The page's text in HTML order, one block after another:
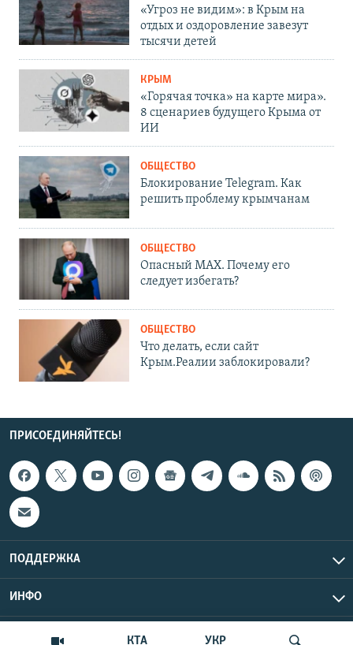
КТА УКР
«Угроз не видим»: в Крым на
отдых и оздоровление завезут
тысячи детей
КРЫМ
«Горячая точка» на карте мира».
8 сценариев будущего Крыма от
ИИ
ОБЩЕСТВО
Блокирование Telegram. Как
решить проблему крымчанам
ОБЩЕСТВО
Опасный MAX. Почему его
следует избегать?
ОБЩЕСТВО
Что делать, если сайт
Крым.Реалии заблокировали?
ПРИСОЕДИНЯЙТЕСЬ!
ПОДДЕРЖКА
ИНФО
Copyright Крым.Реалии, 2026 | Все права защищены.
UTC+3